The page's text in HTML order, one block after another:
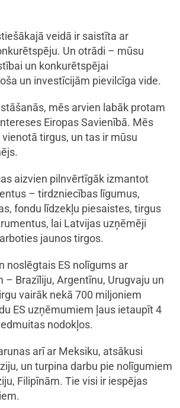
veidā ir saistīta ar
Un otrādi – mūsu
un konkurētspējai
un investīcijām pievilcīga vide.
mēs arvien labāk protam
Eiropas Savienībā. Mēs
tirgus, un tas ir mūsu
aizvien pilnvērtīgāk izmantot
– tirdzniecības līgumus,
fondu līdzekļu piesaistes, tirgus
lai Latvijas uzņēmēji
jaunos tirgos.
noslēgtais ES nolīgums ar
– Brazīliju, Argentīnu, Urugvaju un
vairāk nekā 700 miljoniem
ES uzņēmumiem ļaus ietaupīt 4
nodokļos.
arī ar Meksiku, atsākusi
un turpina darbu pie nolīgumiem
Filipīnām. Tie visi ir iespējas